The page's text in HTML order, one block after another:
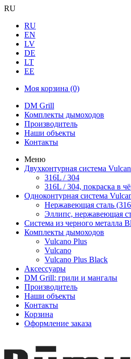
RU
RU
EN
LV
DE
LT
EE
Моя корзина (0)
DM Grill
Комплекты дымоходов
Производитель
Наши объекты
Контакты
Меню
Двухконтурная система
316L / 304
316L / 304, покраска в
Одноконтурная система
Нержавеющая сталь
Эллипс, нержавеющая
Система из черного металла
Комплекты дымоходов
Vulcano Plus
Vulcano
Vulcano Plus Black
Аксессуары
DM Grill: грили и мангалы
Производитель
Наши объекты
Контакты
Корзина
Оформление заказа